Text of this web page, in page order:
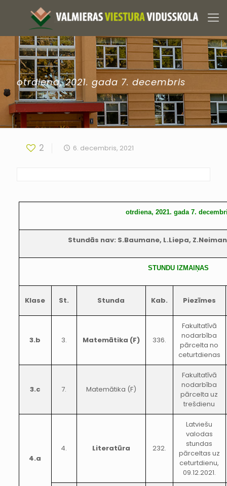
otrdiena, 2021. gada 7. decembris
2 6. decembris, 2021
otrdiena, 2021. gada 7.
Stundās nav: S.Baumane, L.Liepa,
STUNDU IZMAIŅAS
Klase St. Stunda Kab. Piezīmes
3.b 3. Matemātika (F) 336.
Fakultatīvā
nodarbība
pārcelta no
ceturtdienas
3.c 7. Matemātika (F)
Fakultatīvā
nodarbība
pārcelta uz
trešdienu
4.a
4. Literatūra 232.
Latviešu
valodas
stundas
pārceltas uz
ceturtdienu,
09.12.2021.